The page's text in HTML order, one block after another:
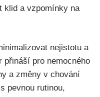
klid a vzpomínky na
nejistotu a
přináší pro nemocného
a změny v chování
pevnou rutinou,